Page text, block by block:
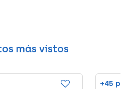
más vistos
+45